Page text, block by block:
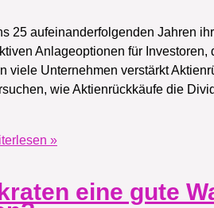
25 aufeinanderfolgenden Jahren
Anlageoptionen für Investoren,
Unternehmen verstärkt
wie Aktienrückkäufe die
»
eine gute